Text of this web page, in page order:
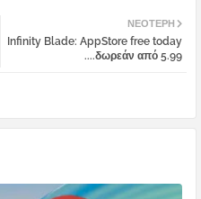
atsa
ΝΕΌΤΕΡΗ
Infinity Blade: AppStore free today
....δωρεάν από 5.99